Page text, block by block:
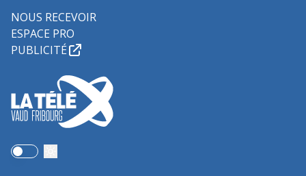
NOUS RECEVOIR
ESPACE PRO
PUBLICITÉ
Use setting